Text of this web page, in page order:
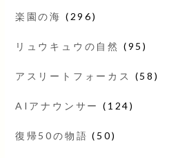
楽園の海 (296)
リュウキュウの自然 (95)
アスリートフォーカス (58)
AIアナウンサー (124)
復帰50の物語 (50)